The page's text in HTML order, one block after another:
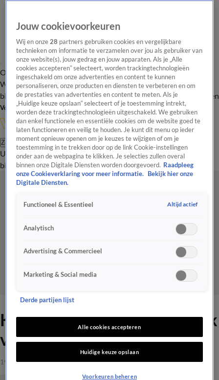
Overzicht Onze programma's Uitzendingen Onze gezichten
In de
WandelgangenInterviewsUitzending
bijwonenPodcastShopVeelgestelde vragenKijkersvraag insturen
Volg Vandaag Inside
Zoeken
UitzendingenVandaag InsideDe OranjezomerShopUitzending
bijwonen
Kees Jansma over Antony: 'Ik
vind hem héél vervelend!'
19 aug 2022, 21:32
Jouw cookievoorkeuren
Wij en onze28 partners gebruiken cookies en vergelijkbare
technieken om informatie te verzamelen over jou als gebruiker van
onze website(s), jouw gedrag en jouw apparaten. Als je „Alle
cookies accepteren” selecteert, worden trackingtechnologieën
ingeschakeld om onze advertenties en content te kunnen
personaliseren, onze producten en diensten te verbeteren en om
de prestaties van advertenties en content te meten. Als je
„Huidige keuze opslaan” selecteert of je toestemming intrekt,
worden deze trackingtechnologieën uitgeschakeld. We gebruiken
dan enkel functionele en essentiële cookies om de website goed te
laten functioneren en veilig te houden. Je kunt dit menu op ieder
moment opnieuw openen om je keuzes te wijzigen of om je
toestemming in te trekken door op de link Cookie-instellingen
onder aan de webpagina te klikken. Je selecties zullen overal
binnen onze Digitale Diensten worden doorgevoerd. Raadpleeg
onze Cookieverklaring voor meer informatie.
Bekijk hier onze
Digitale Diensten.
Functioneel & Essentieel Altijd actief
Analytisch
Advertising & Commercieel
Marketing & Social media
Derde partijen lijst
Alle cookies accepteren
Huidige keuze opslaan
Voorkeuren beheren